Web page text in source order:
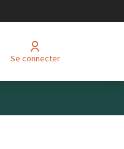
Se connecter